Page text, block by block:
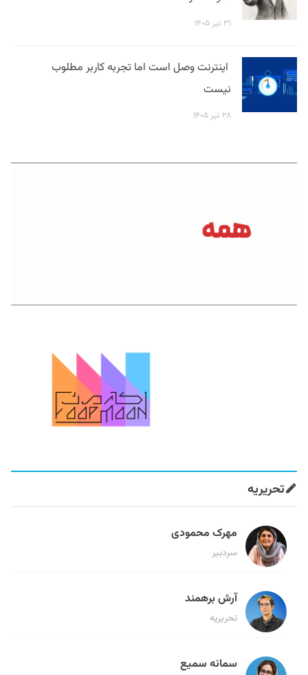
۳۱ تیر ۱۴۰۵
اینترنت وصل است اما تجربه کاربر مطلوب
نیست
۲۸ تیر ۱۴۰۵
تحریریه
مهرک محمودی
سردبیر
آرش برهمند
تحریریه
سمانه سمیع